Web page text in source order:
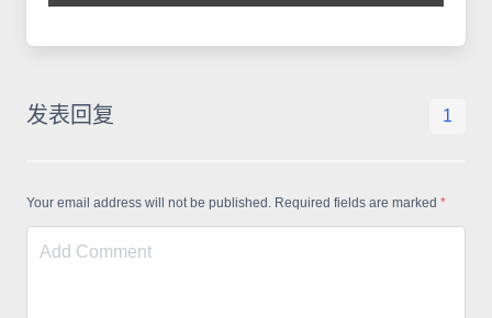
发表回复 1
Your email address will not be published. Required fields are marked *